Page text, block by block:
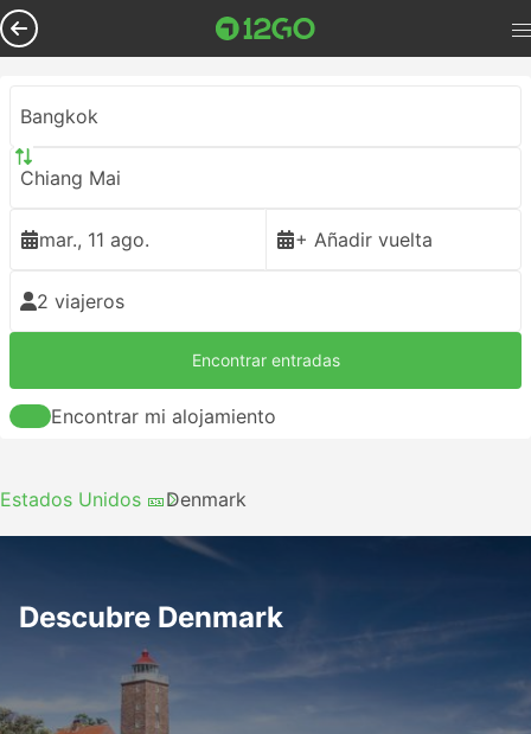
Bangkok
Chiang Mai
mar., 11 ago. + Añadir vuelta
2 viajeros
Encontrar entradas
Encontrar mi alojamiento
Estados Unidos 🎫Denmark
Descubre Denmark